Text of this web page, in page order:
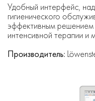
Удобный интерфейс,
гигиенического
эффективным решением
интенсивной терапии и
Производитель: